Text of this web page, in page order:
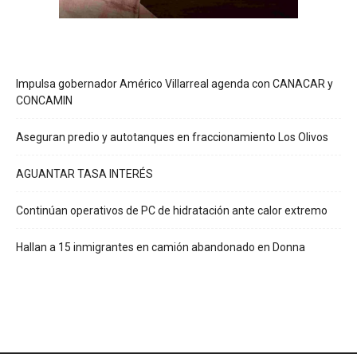
Impulsa gobernador Américo Villarreal agenda con CANACAR y
CONCAMIN
Aseguran predio y autotanques en fraccionamiento Los Olivos
AGUANTAR TASA INTERÉS
Continúan operativos de PC de hidratación ante calor extremo
Hallan a 15 inmigrantes en camión abandonado en Donna